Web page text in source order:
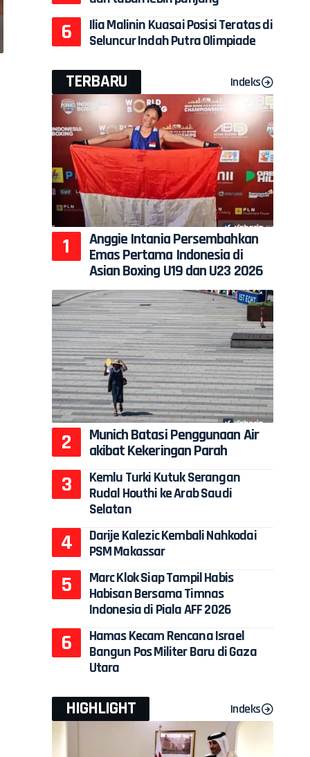
Ilia Malinin Kuasai Posisi Teratas di
Seluncur Indah Putra Olimpiade
TERBARU Indeks
Anggie Intania Persembahkan
Emas Pertama Indonesia di
Asian Boxing U19 dan U23 2026
Munich Batasi Penggunaan Air
akibat Kekeringan Parah
Kemlu Turki Kutuk Serangan
Rudal Houthi ke Arab Saudi
Selatan
Darije Kalezic Kembali Nahkodai
PSM Makassar
Marc Klok Siap Tampil Habis
Habisan Bersama Timnas
Indonesia di Piala AFF 2026
Hamas Kecam Rencana Israel
Bangun Pos Militer Baru di Gaza
Utara
HIGHLIGHT Indeks